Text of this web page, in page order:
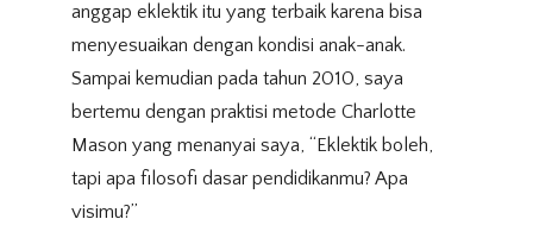
anggap eklektik itu yang terbaik karena bisa
menyesuaikan dengan kondisi anak-anak.
Sampai kemudian pada tahun 2010, saya
bertemu dengan praktisi metode Charlotte
Mason yang menanyai saya, “Eklektik boleh,
tapi apa filosofi dasar pendidikanmu? Apa
visimu?”